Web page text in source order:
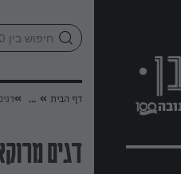
דף הבית »
...
»
דגים